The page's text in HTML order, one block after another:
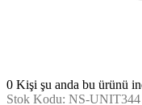
0 Kişi şu anda bu ürünü
Stok Kodu: NS-UNIT344